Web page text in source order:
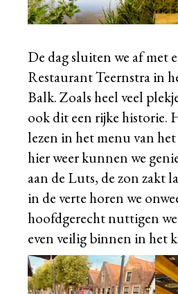
De dag sluiten we af met
Restaurant Teernstra in
Balk. Zoals heel veel
ook dit een rijke historie.
lezen in het menu van
hier weer kunnen we
aan de Luts, de zon zakt
in de verte horen we
hoofdgerecht nuttigen
even veilig binnen in het